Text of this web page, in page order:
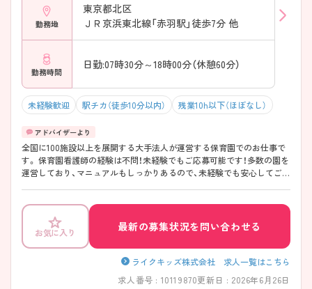
勤務地
東京都北区
ＪＲ京浜東北線「赤羽駅」徒歩7分 他
勤務時間
日勤:07時30分～18時00分（休憩60分）
未経験歓迎 駅チカ（徒歩10分以内） 残業10h以下（ほぼなし）
全国に100施設以上を展開する大手法人が運営する保育園でのお仕事で
す。 保育園看護師の経験は不問！未経験でもご応募可能です！多数の園を
運営しており、マニュアルもしっかりあるので、未経験でも安心してご勤
お気に入り 最新の募集状況を問い合わせる
ライクキッズ株式会社 求人一覧はこちら
求人番号 : 10119870更新日 : 2026年6月26日